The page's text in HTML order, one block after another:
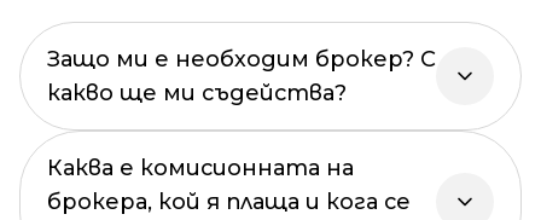
Защо ми е необходим брокер? С
какво ще ми съдейства?
Каква е комисионната на
брокера, кой я плаща и кога се